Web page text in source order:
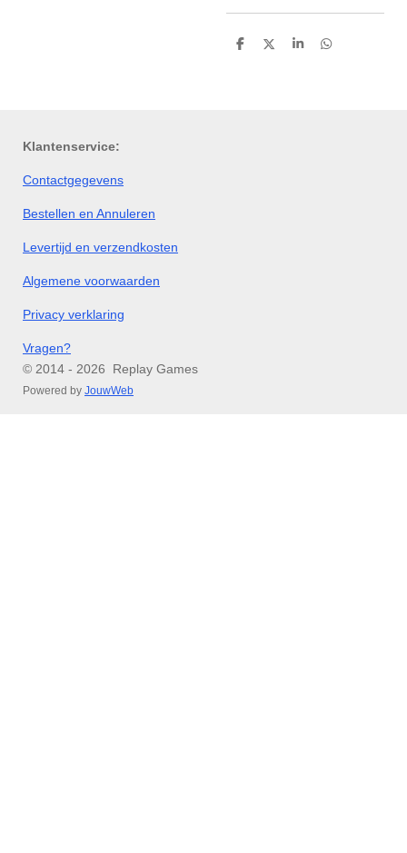
D
D
S
D
Klantenservice:
Contactgegevens
Bestellen en Annuleren
Levertijd en verzendkosten
Algemene voorwaarden
Privacy verklaring
Vragen?
© 2014 - 2026 Replay Games
Powered by JouwWeb